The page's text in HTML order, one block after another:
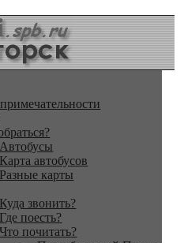
Автобусы
Карта автобусов
Разные карты
Куда звонить?
Где поесть?
Что почитать?